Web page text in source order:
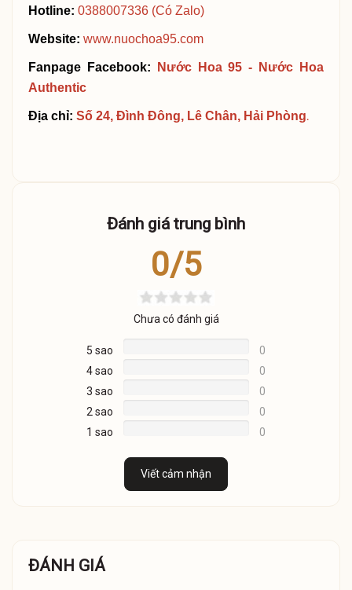
Hotline: 0388007336 (Có Zalo)
Website: www.nuochoa95.com
Fanpage Facebook: N ước Hoa 95 - Nước Hoa
Authentic
Địa chỉ: Số 24, Đình Đông, Lê Chân, Hải Phòng.
Đánh giá trung bình
0/5
Chưa có đánh giá
5 sao
0
4 sao
0
3 sao
0
2 sao
0
1 sao
0
Viết cảm nhận
ĐÁNH GIÁ